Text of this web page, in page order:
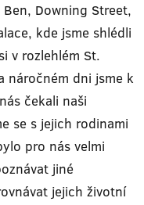
Downing Street,
kde jsme shlédli
v rozlehlém St.
náročném dni jsme k
čekali naši
se s jejich rodinami
pro nás velmi
jiné
jejich životní